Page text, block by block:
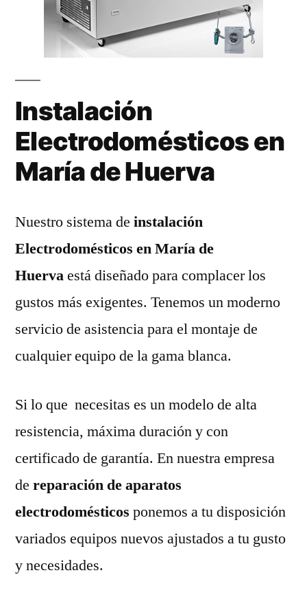
Instalación
Electrodomésticos en
María de Huerva
Nuestro sistema de instalación
Electrodomésticos en María de
Huervaestá diseñado para complacer los
gustos más exigentes. Tenemos un moderno
servicio de asistencia para el montaje de
cualquier equipo de la gama blanca.
Si lo que necesitas es un modelo de alta
resistencia, máxima duración y con
certificado de garantía. En nuestra empresa
de reparación de aparatos
electrodomésticos ponemos a tu disposición
variados equipos nuevos ajustados a tu gusto
y necesidades.